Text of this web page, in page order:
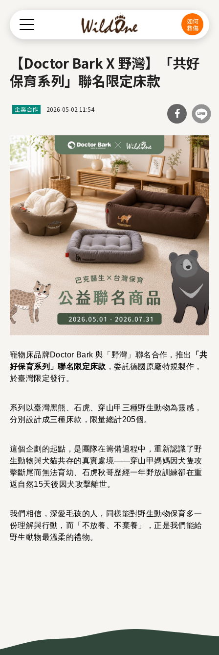
【Doctor Bark X 野灣】「共好
保育系列」聯名限定床款
企業合作 2026-05-02 11:54
分享
到Fa
cebo
ok
寵物床品牌Doctor Bark 與「野灣」聯名合作，推出
「共
好保育系列」聯名限定床款 ，委託德國原廠特規製作，
於臺灣限定發行。
系列以臺灣黑熊、石虎、穿山甲三種野生動物為靈感，
分別設計成三種床款，限量總計205個。
這個企劃的起點，是團隊在籌備過程中，重新認識了野
生動物與犬貓共存的真實處境——穿山甲媽媽因犬隻攻
擊斷尾而無法育幼、石虎秋哥歷經一年野放訓練卻在重
返自然15天後因犬攻擊離世。
我們相信，深愛毛孩的人，同樣能對野生動物保育多一
份理解與行動，而「不放養、不棄養」，正是我們能給
野生動物最溫柔的禮物。
如何
救傷